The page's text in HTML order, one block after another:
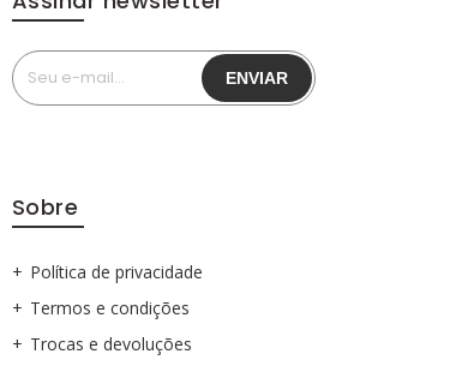
Sobre
Política de privacidade
Termos e condições
Trocas e devoluções